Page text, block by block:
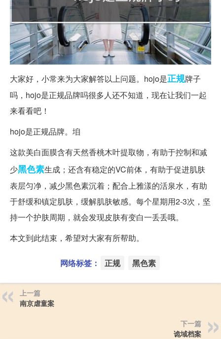
大家好，小常来为大家解答以上问题。hojo是正规牌子
吗，hojo是正规品牌吗很多人还不知道，现在让我们一起
来看看吧！
hojo是正规品牌。垍
这款美白面膜含有天然香桃木叶提取物，有助于控制和减
少黑色素生成；还含有稳定的VC前体，有助于促进肌肤
表层匀净，减少黑色素沉着；配合上雅漾的活泉水，有助
于舒缓和镇定肌肤，缓解肌肤敏感。每个星期用2-3次，坚
持一个护肤周期，就会发现皮肤有变白一丢丢哦。
本文到此结束，希望对大家有所帮助。
网络标签： 正规 黑色素
上一篇
南京虐童案
下一篇
诡域档案